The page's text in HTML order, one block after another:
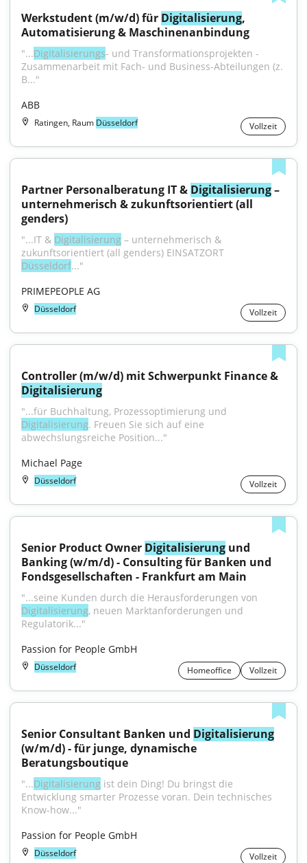
Werkstudent (m/w/d) für Digitalisierung,
Automatisierung & Maschinenanbindung
"...Digitalisierungs- und Transformationsprojekten -
Zusammenarbeit mit Fach- und Business-Abteilungen (z.
B..."
ABB
Ratingen, Raum Düsseldorf Vollzeit
Partner Personalberatung IT & Digitalisierung –
unternehmerisch & zukunftsorientiert (all
genders)
"...IT & Digitalisierung – unternehmerisch &
Düsseldorf..."
PRIMEPEOPLE AG
Düsseldorf Vollzeit
Digitalisierung
Digitalisierung. Freuen Sie sich auf eine
abwechslungsreiche Position..."
Michael Page
Düsseldorf Vollzeit
Senior Product Owner Digitalisierung und
Banking (w/m/d) - Consulting für Banken und
Fondsgesellschaften - Frankfurt am Main
Digitalisierung, neuen Marktanforderungen und
Regulatorik..."
Passion for People GmbH
Düsseldorf Homeoffice Vollzeit
Senior Consultant Banken und Digitalisierung
(w/m/d) - für junge, dynamische
Beratungsboutique
"...Digitalisierung ist dein Ding! Du bringst die
Entwicklung smarter Prozesse voran. Dein technisches
Know-how..."
Passion for People GmbH
Düsseldorf Vollzeit